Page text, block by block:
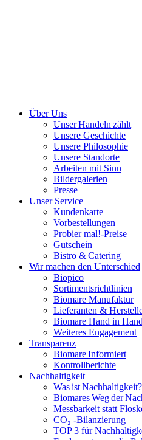
Über Uns
Unser Handeln zählt
Unsere Geschichte
Unsere Philosophie
Unsere Standorte
Arbeiten mit Sinn
Bildergalerien
Presse
Unser Service
Kundenkarte
Vorbestellungen
Probier mal!-Preise
Gutschein
Bistro & Catering
Wir machen den Unterschied
Biopico
Sortimentsrichtlinien
Biomare Manufaktur
Lieferanten &
Biomare Hand in Hand
Weiteres Engagement
Transparenz
Biomare Informiert
Kontrollberichte
Nachhaltigkeit
Was ist Nachhaltigkeit?
Biomares Weg der
Messbarkeit statt
CO₂ -Bilanzierung
TOP 3 für